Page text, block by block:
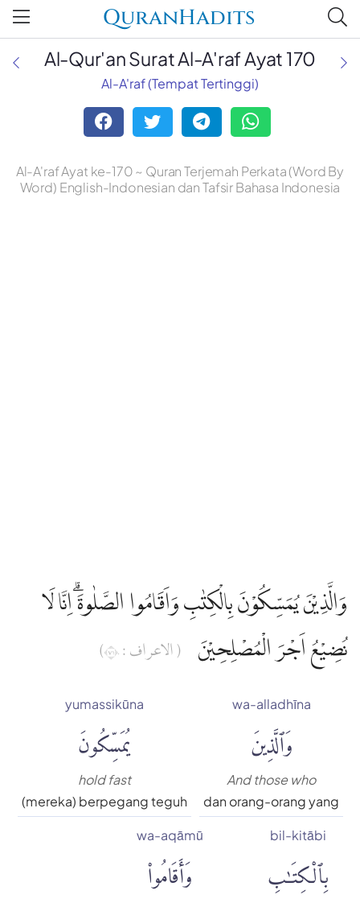
QuranHadits
Al-Qur'an Surat Al-A'raf Ayat 170
Al-A'raf (Tempat Tertinggi)
Al-A'raf Ayat ke-170 ~ Quran Terjemah Perkata (Word By
Word) English-Indonesian dan Tafsir Bahasa Indonesia
وَالَّذِيْنَ يُمَسِّكُوْنَ بِالْكِتٰبِ وَاَقَامُوا الصَّلٰوةَۗ اِنَّا لَا
نُضِيْعُ اَجْرَ الْمُصْلِحِيْنَ
( الاعراف : ١٧٠)
wa-alladhīna
وَٱلَّذِينَ
And those who
dan orang-orang yang
yumassikūna
يُمَسِّكُونَ
hold fast
(mereka) berpegang teguh
bil-kitābi
بِٱلْكِتَٰبِ
wa-aqāmū
وَأَقَامُوا۟